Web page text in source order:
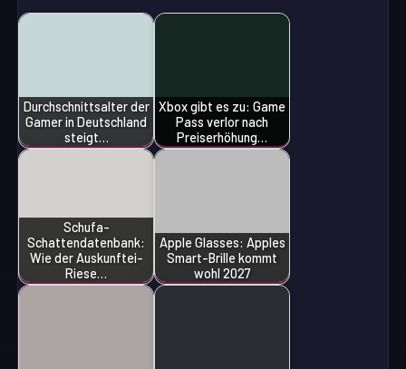
Durchschnittsalter der
Gamer in Deutschland
steigt…
Xbox gibt es zu: Game
Pass verlor nach
Preiserhöhung…
Schufa-
Schattendatenbank:
Wie der Auskunftei-
Riese…
Apple Glasses: Apples
Smart-Brille kommt
wohl 2027